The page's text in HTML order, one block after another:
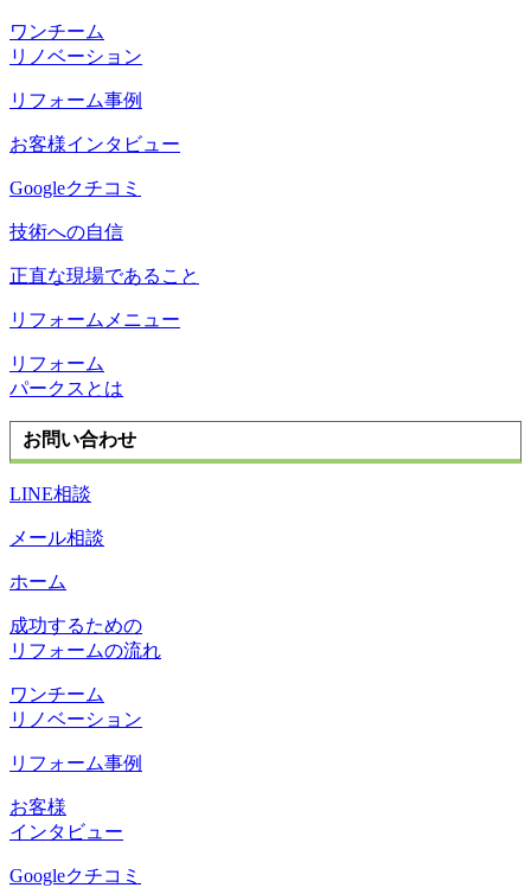
ワンチーム
リノベーション
リフォーム事例
お客様インタビュー
Googleクチコミ
技術への自信
正直な現場であること
リフォームメニュー
リフォーム
パークスとは
お問い合わせ
LINE相談
メール相談
ホーム
成功するための
リフォームの流れ
ワンチーム
リノベーション
リフォーム事例
お客様
インタビュー
Googleクチコミ